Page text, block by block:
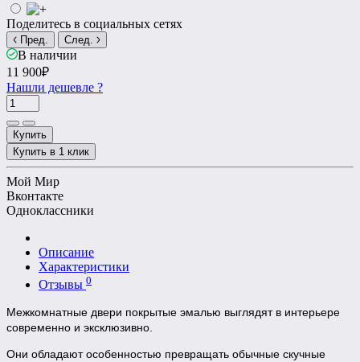
Поделитесь в социальных сетях
Пред. След.
В наличии
11 900₽
Нашли дешевле ?
Купить
Купить в 1 клик
Мой Мир
Вконтакте
Одноклассники
Описание
Характеристики
Отзывы 0
Межкомнатные двери покрытые эмалью выглядят в интерьере
современно и эксклюзивно.
Они обладают особенностью превращать обычные скучные